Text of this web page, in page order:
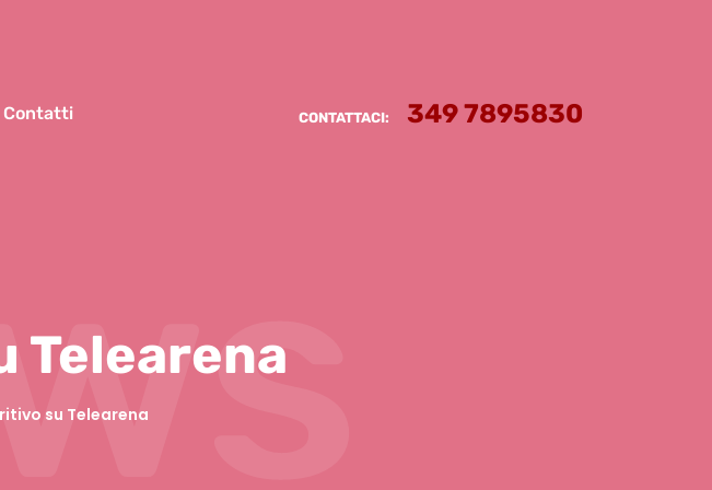
Contatti CONTATTACI: 349 7895830
Telearena
su Telearena